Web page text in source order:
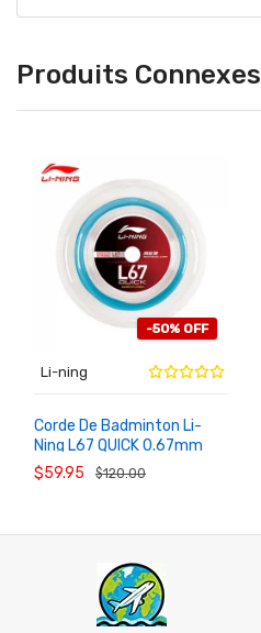
Produits Connexes
-50% OFF
Li-ning
Corde De Badminton Li-
Ning L67 QUICK 0.67mm
200m Haute Élasticité
AXJU017-18
$59.95 $120.00
AU
PANIER